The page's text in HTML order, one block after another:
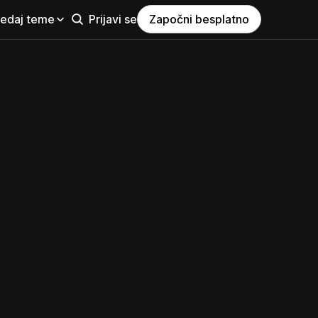
teme Prijavi se Započni besplatno